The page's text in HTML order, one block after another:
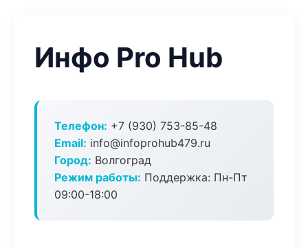
Инфо Pro Hub
Телефон: +7 (930) 753-85-48
Email: info@infoprohub479.ru
Город: Волгоград
Режим работы: Поддержка: Пн-Пт
09:00-18:00